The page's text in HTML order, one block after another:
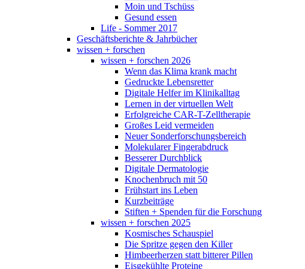
Moin und Tschüss
Gesund essen
Life - Sommer 2017
Geschäftsberichte & Jahrbücher
wissen + forschen
wissen + forschen 2026
Wenn das Klima krank macht
Gedruckte Lebensretter
Digitale Helfer im Klinikalltag
Lernen in der virtuellen Welt
Erfolgreiche CAR-T-Zelltherapie
Großes Leid vermeiden
Neuer Sonderforschungsbereich
Molekularer Fingerabdruck
Besserer Durchblick
Digitale Dermatologie
Knochenbruch mit 50
Frühstart ins Leben
Kurzbeiträge
Stiften + Spenden für die Forschung
wissen + forschen 2025
Kosmisches Schauspiel
Die Spritze gegen den Killer
Himbeerherzen statt bitterer Pillen
Eisgekühlte Proteine